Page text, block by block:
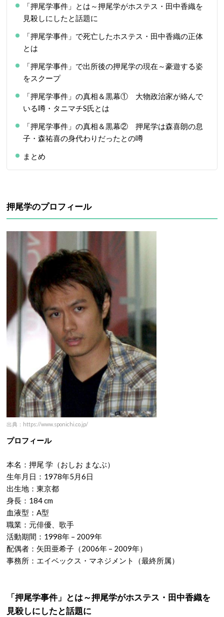
「押尾学事件」とは～押尾学がホステス・田中香織を
見殺しにしたと話題に
「押尾学事件」で死亡したホステス・田中香織の正体
とは
「押尾学事件」で出所後の押尾学の現在～豪遊する姿
をスクープ
「押尾学事件」の真相＆黒幕① 大物政治家が絡んで
いる噂・タニマチS氏とは
「押尾学事件」の真相＆黒幕② 押尾学は森喜朗の息
子・森祐喜の身代わりだったとの噂
まとめ
押尾学のプロフィール
出典：https://www.sponichi.co.jp/
プロフィール
本名：押尾 学（おしお まなぶ）
生年月日：1978年5月6日
出生地：東京都
身長：184 cm
血液型：A型
職業：元俳優、歌手
活動期間：1998年 – 2009年
配偶者：矢田亜希子（2006年 – 2009年）
事務所：エイベックス・マネジメント（最終所属）
「押尾学事件」とは～押尾学がホステス・田中香織を
見殺しにしたと話題に